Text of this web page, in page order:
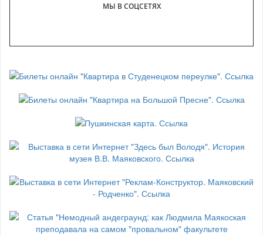
МЫ В СОЦСЕТЯХ